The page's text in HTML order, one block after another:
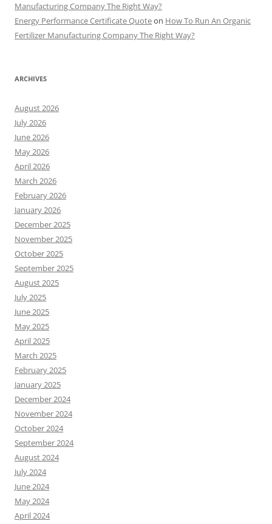
Manufacturing Company The Right Way?
Energy Performance Certificate Quoteon How To Run An Organic
Fertilizer Manufacturing Company The Right Way?
ARCHIVES
August 2026
July 2026
June 2026
May 2026
April 2026
March 2026
February 2026
January 2026
December 2025
November 2025
October 2025
September 2025
August 2025
July 2025
June 2025
May 2025
April 2025
March 2025
February 2025
January 2025
December 2024
November 2024
October 2024
September 2024
August 2024
July 2024
June 2024
May 2024
April 2024